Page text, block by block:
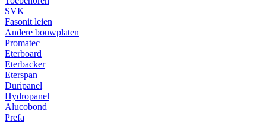
SVK
Fasonit leien
Andere bouwplaten
Promatec
Eterboard
Eterbacker
Eterspan
Duripanel
Hydropanel
Alucobond
Prefa